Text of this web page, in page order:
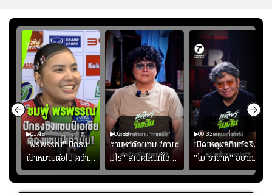
01:45
"พรพรรณ" ปักธง
เป้าหมายต่อไป คว้า
แชมป์ชิงแชมป์
เอเชีย เพื่อตั๋ว
00:58
ตามหาตัวแทน "กาเซ
มีโร่" สเปคไหนที่ใช่
สำหรับแมนยูยุค
"คาร์ริค 2.0"?
00:33
เปิดเหตุผลที่แท้จริงที่
"โม ซาลาห์" อยาก
ย้ายซบ "แทร็บซอนส
ปอร์"